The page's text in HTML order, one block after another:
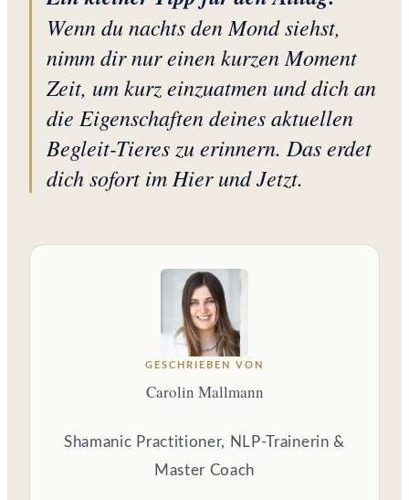
Wenn du nachts den Mond siehst,
nimm dir nur einen kurzen Moment
Zeit, um kurz einzuatmen und dich an
die Eigenschaften deines aktuellen
Begleit-Tieres zu erinnern. Das erdet
dich sofort im Hier und Jetzt.
GESCHRIEBEN VON
Carolin Mallmann
Shamanic Practitioner, NLP-Trainerin &
Master Coach